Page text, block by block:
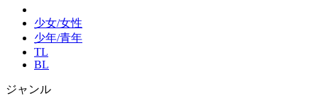
少女/女性
少年/青年
TL
BL
ジャンル